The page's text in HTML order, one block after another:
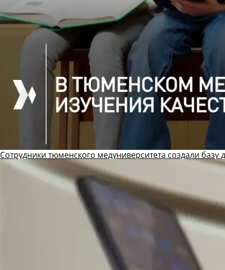
Сотрудники тюменского медуниверситета создали